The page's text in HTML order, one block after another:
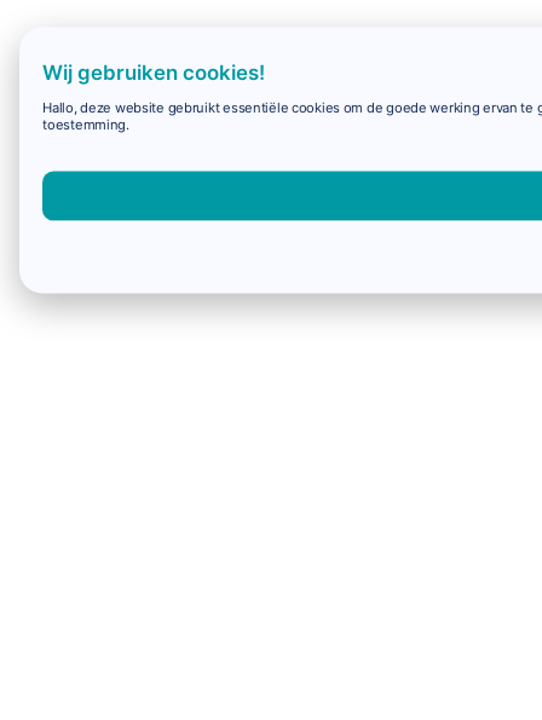
Wij gebruiken cookies!
Hallo, deze website gebruikt essentiële cookies om de goede werking ervan
toestemming.